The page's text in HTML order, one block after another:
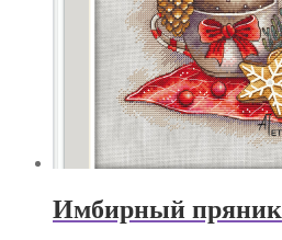
Имбирный пряник